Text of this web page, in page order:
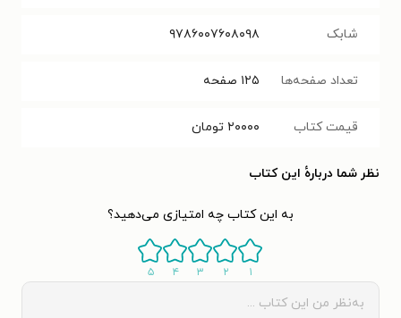
شابک ۹۷۸۶۰۰۷۶۰۸۰۹۸
تعداد صفحه‌ها ۱۲۵ صفحه
قیمت کتاب ۲۰۰۰۰ تومان
نظر شما دربارهٔ این کتاب
به این کتاب چه امتیازی می‌دهید؟
۱ ۲ ۳ ۴ ۵